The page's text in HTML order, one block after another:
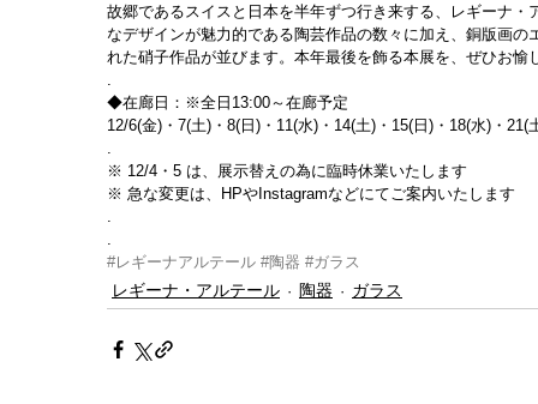
故郷であるスイスと日本を半年ずつ行き来する、レギーナ
なデザインが魅力的である陶芸作品の数々に加え、銅版画
れた硝子作品が並びます。本年最後を飾る本展を、ぜひお愉
.
◆在廊日：※全日13:00～在廊予定
12/6(金)・7(土)・8(日)・11(水)・14(土)・15(日)・18(水)・21(
.
※ 12/4・5 は、展示替えの為に臨時休業いたします
※ 急な変更は、HPやInstagramなどにてご案内いたします
.
.
#レギーナアルテール #陶器 #ガラス
レギーナ・アルテール 陶器 ガラス